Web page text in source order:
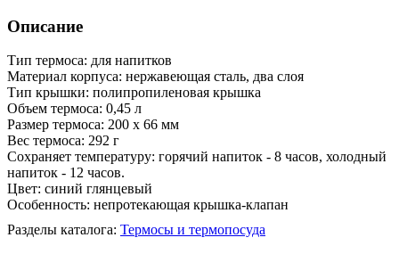
Описание
Тип термоса: для напитков
Материал корпуса: нержавеющая сталь, два слоя
Тип крышки: полипропиленовая крышка
Объем термоса: 0,45 л
Размер термоса: 200 х 66 мм
Вес термоса: 292 г
Сохраняет температуру: горячий напиток - 8 часов, холодный
напиток - 12 часов.
Цвет: синий глянцевый
Особенность: непротекающая крышка-клапан
Разделы каталога: Термосы и термопосуда